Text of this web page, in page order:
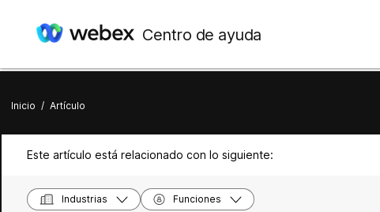
Centro de ayuda
Inicio / Artículo
Este artículo está relacionado con lo siguiente:
Industrias Funciones